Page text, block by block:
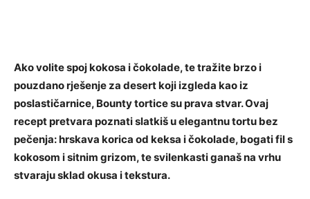
Ako volite spoj kokosa i čokolade, te tražite brzo i
pouzdano rješenje za desert koji izgleda kao iz
poslastičarnice, Bounty tortice su prava stvar. Ovaj
recept pretvara poznati slatkiš u elegantnu tortu bez
pečenja: hrskava korica od keksa i čokolade, bogati fil s
kokosom i sitnim grizom, te svilenkasti ganaš na vrhu
stvaraju sklad okusa i tekstura.